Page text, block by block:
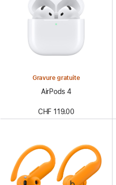
Gravure gratuite
AirPods 4
CHF 119.00